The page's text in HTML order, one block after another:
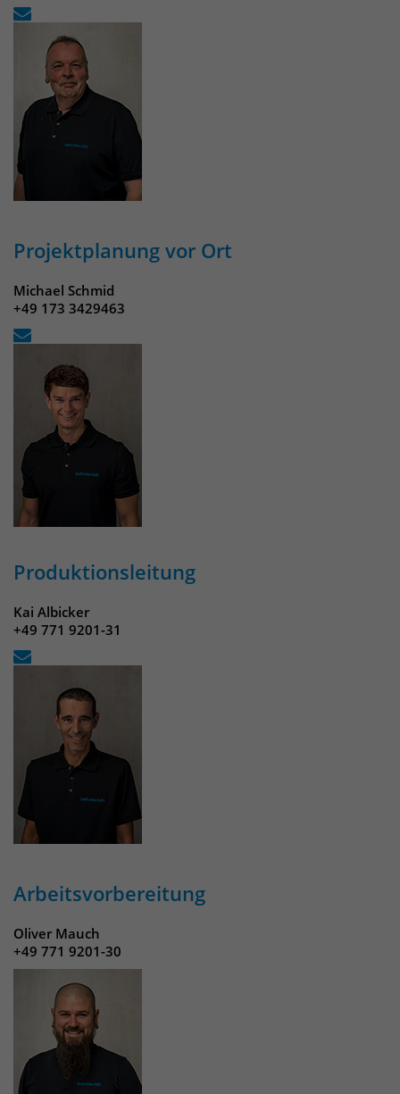
Projektplanung vor Ort
Michael Schmid
+49 173 3429463
Produktionsleitung
Kai Albicker
+49 771 9201-31
Arbeitsvorbereitung
Oliver Mauch
+49 771 9201-30